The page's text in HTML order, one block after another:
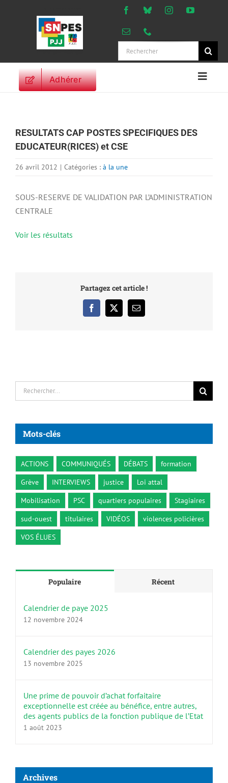
Rechercher:
Adhérer
ORIENTATIONS
VIE SYNDICALE
RESULTATS CAP POSTES SPECIFIQUES DES
EDUCATEUR(RICES) et CSE
26 avril 2012 | Catégories : à la une
SOUS-RESERVE DE VALIDATION PAR L’ADMINISTRATION
CENTRALE
Voir les résultats
Partagez cet article !
Facebook
X Email
Rechercher:
Mots-clés
ACTIONS COMMUNIQUÉS DÉBATS
formation
Grève
INTERVIEWS justice
Loi attal
Mobilisation
PSC quartiers populaires
Stagiaires
sud-ouest
titulaires VIDÉOS
violences policières
VOS ÉLUES
Populaire Récent
Calendrier de paye 2025
12 novembre 2024
Calendrier des payes 2026
13 novembre 2025
Une prime de pouvoir d’achat forfaitaire
exceptionnelle est créée au bénéfice, entre autres,
des agents publics de la fonction publique de l’Etat
1 août 2023
Archives